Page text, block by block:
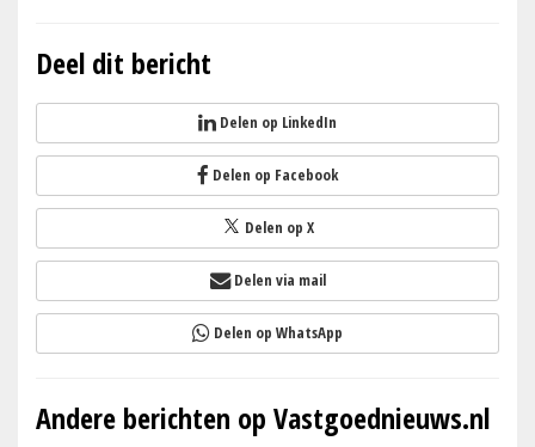
Deel dit bericht
Delen op LinkedIn
Delen op Facebook
Delen op X
Delen via mail
Delen op WhatsApp
Andere berichten op Vastgoednieuws.nl